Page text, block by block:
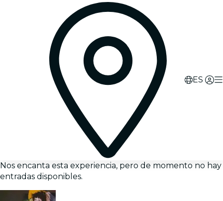
ES
Nos encanta esta experiencia, pero de momento no hay
entradas disponibles.